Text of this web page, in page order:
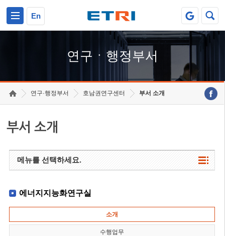
En
연구ㆍ행정부서
연구·행정부서 호남권연구센터 부서 소개
부서 소개
메뉴를 선택하세요.
에너지지능화연구실
소개
수행업무